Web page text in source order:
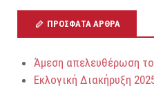
ΠΡΌΣΦΑΤΑ ΆΡΘΡΑ
Άμεση απελευθέρωση
Εκλογική Διακήρυξη